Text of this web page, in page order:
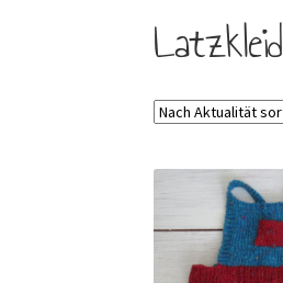
Latzkleid